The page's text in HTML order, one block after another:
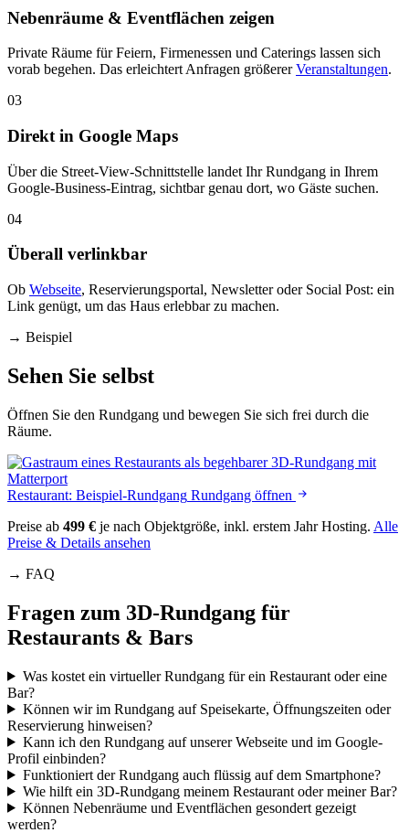
Nebenräume & Eventflächen zeigen
Private Räume für Feiern, Firmenessen und Caterings lassen sich
vorab begehen. Das erleichtert Anfragen größererVeranstaltungen.
03
Direkt in Google Maps
Über die Street-View-Schnittstelle landet Ihr Rundgang in Ihrem
Google-Business-Eintrag, sichtbar genau dort, wo Gäste suchen.
04
Überall verlinkbar
Ob Webseite, Reservierungsportal, Newsletter oder Social Post: ein
Link genügt, um das Haus erlebbar zu machen.
→ Beispiel
Sehen Sie selbst
Öffnen Sie den Rundgang und bewegen Sie sich frei durch die
Räume.
Restaurant: Beispiel-Rundgang Rundgang öffnen
Preise ab 499 € je nach Objektgröße, inkl. erstem Jahr Hosting. Alle
Preise & Details ansehen
→ FAQ
Fragen zum 3D-Rundgang für
Restaurants & Bars
Was kostet ein virtueller Rundgang für ein Restaurant oder eine
Bar?
Können wir im Rundgang auf Speisekarte, Öffnungszeiten oder
Reservierung hinweisen?
Kann ich den Rundgang auf unserer Webseite und im Google-
Profil einbinden?
Funktioniert der Rundgang auch flüssig auf dem Smartphone?
Wie hilft ein 3D-Rundgang meinem Restaurant oder meiner Bar?
Können Nebenräume und Eventflächen gesondert gezeigt
werden?